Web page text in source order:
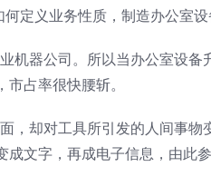
定义业务性质，制造办公室设
机器公司。所以当办公室设备
占率很快腰斩。
，却对工具所引发的人间事物
文字，再成电子信息，由此参